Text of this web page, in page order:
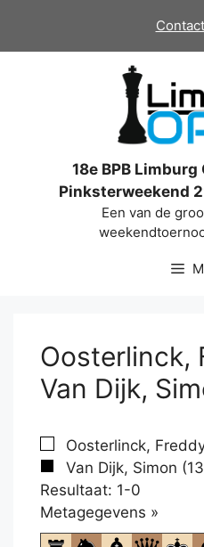
de
Contact
18e BPB
Pinksterweekend
Een van de
Oosterlinck,
Van Dijk,
Oosterlinck,
Van Dijk, Simon
Resultaat: 1-0
Metagegevens »
om